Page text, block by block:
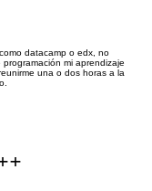
datacamp o edx, no
mi aprendizaje
una o dos horas a la